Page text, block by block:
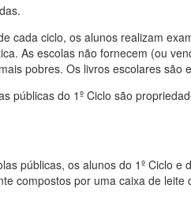
cada ciclo, os alunos realizam
As escolas não fornecem (ou
pobres. Os livros escolares são
públicas do 1º Ciclo são
públicas, os alunos do 1º Ciclo
compostos por uma caixa de leite